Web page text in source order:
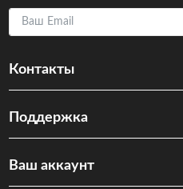
Ваш Email
Контакты
Поддержка
Ваш аккаунт